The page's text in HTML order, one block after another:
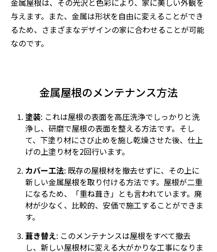
金属屋根は、その光沢と色彩により、家に美しい外観を
与えます。また、金属は形状を自由に変えることができ
るため、さまざまなデザインの家に合わせることが可能
なのです。
金属屋根のメンテナンス方法
塗装: これは屋根の表面を高圧洗浄でしっかりと洗
浄し、研磨で屋根の表面を整える方法です。そし
て、下塗り材にさび止めを施し乾燥させた後、仕上
げの上塗り材を2回行います。
カバー工法: 既存の屋根材を撤去せずに、その上に
新しい金属屋根を取り付ける方法です。屋根が二重
になるため、「重ね葺き」とも言われています。廃
材が少なく、比較的、安価で施工することができま
す。
葺き替え: このメンテナンスは屋根をすべて撤去
し、新しい屋根材に変える大がかりな工事になりま